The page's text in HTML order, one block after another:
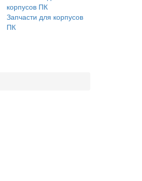
Запчасти для корпусов
ПК